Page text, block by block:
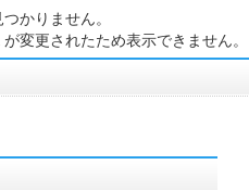
かりません。
変更されたため表示できません。